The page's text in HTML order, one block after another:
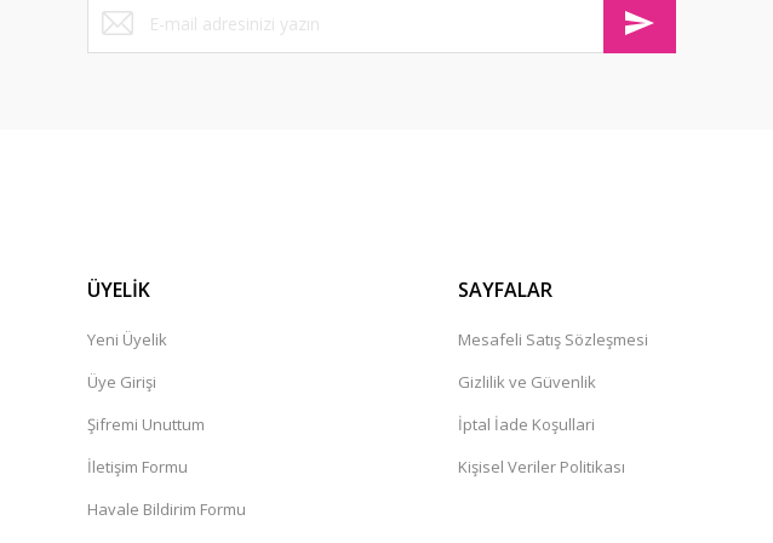
Sorunsuz bir alışveriş gerçekleştirdim. Güvenilir Ve ilkeli. Kolaylıkla iletişim kurabileceğininiz
bir alışveriş platformu herkese tavsiye ederim.
Güner Aydın | 19/10/2024
ÜYELİK
Yeni Üyelik
Üye Girişi
Şifremi Unuttum
İletişim Formu
Havale Bildirim Formu
SAYFALAR
Mesafeli Satış Sözleşmesi
Gizlilik ve Güvenlik
İptal İade Koşullari
Kişisel Veriler Politikası